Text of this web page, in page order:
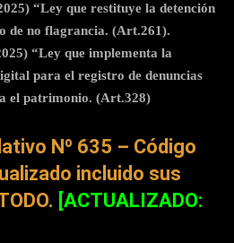
“Ley que restituye la detención
de no flagrancia. (Art.261).
“Ley que implementa la
para el registro de denuncias
el patrimonio. (Art.328)
Nº 635 – Código
incluido sus
[ACTUALIZADO: